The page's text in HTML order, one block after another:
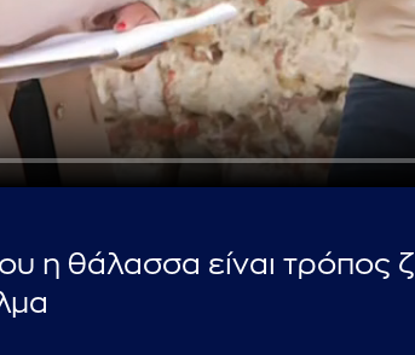
κείμενο προς αναζήτηση
η θάλασσα είναι τρόπος